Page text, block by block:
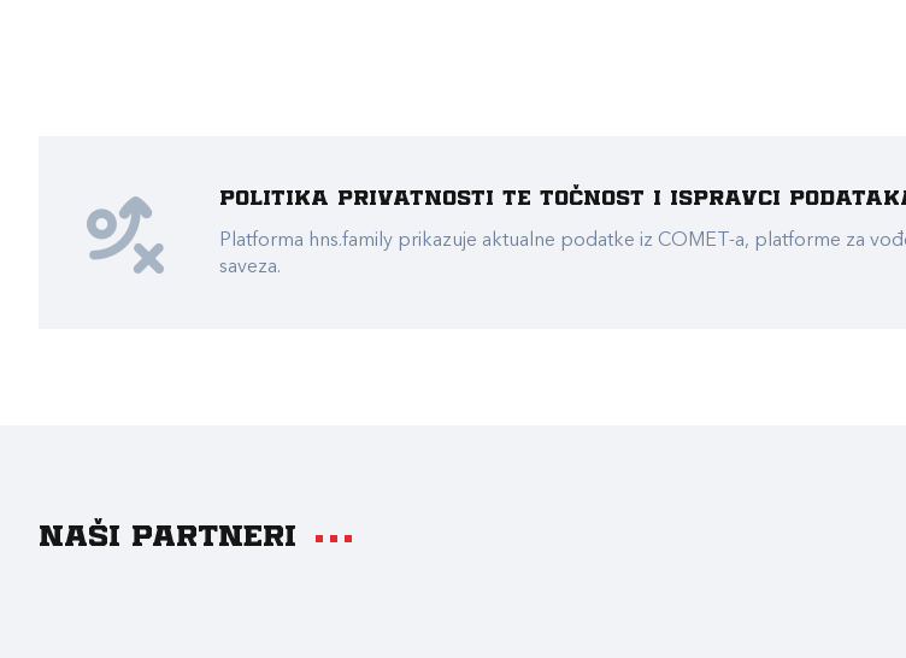
Politika privatnosti te točnost i ispravci
Platforma hns.family prikazuje aktualne podatke iz COMET-a, platforme za
saveza.
Naši partneri